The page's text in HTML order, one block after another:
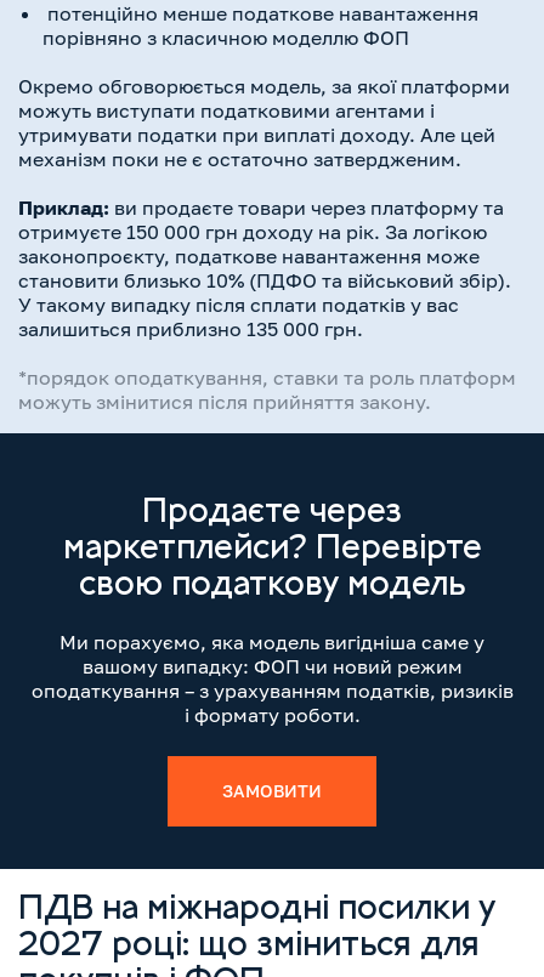
потенційно менше податкове навантаження
порівняно з класичною моделлю ФОП
Окремо обговорюється модель, за якої платформи
можуть виступати податковими агентами і
утримувати податки при виплаті доходу. Але цей
механізм поки не є остаточно затвердженим.
Приклад: ви продаєте товари через платформу та
отримуєте 150 000 грн доходу на рік. За логікою
законопроєкту, податкове навантаження може
становити близько 10% (ПДФО та військовий збір).
У такому випадку після сплати податків у вас
залишиться приблизно 135 000 грн.
*порядок оподаткування, ставки та роль платформ
можуть змінитися після прийняття закону.
Продаєте через
маркетплейси? Перевірте
свою податкову модель
Ми порахуємо, яка модель вигідніша саме у
вашому випадку: ФОП чи новий режим
оподаткування – з урахуванням податків, ризиків
і формату роботи.
ЗАМОВИТИ
ПДВ на міжнародні посилки у
2027 році: що зміниться для